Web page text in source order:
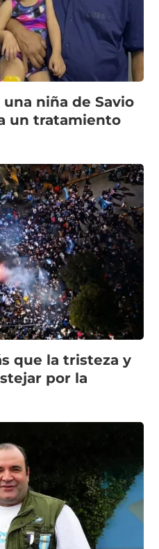
niña de Savio
un tratamiento
que la tristeza y
por la